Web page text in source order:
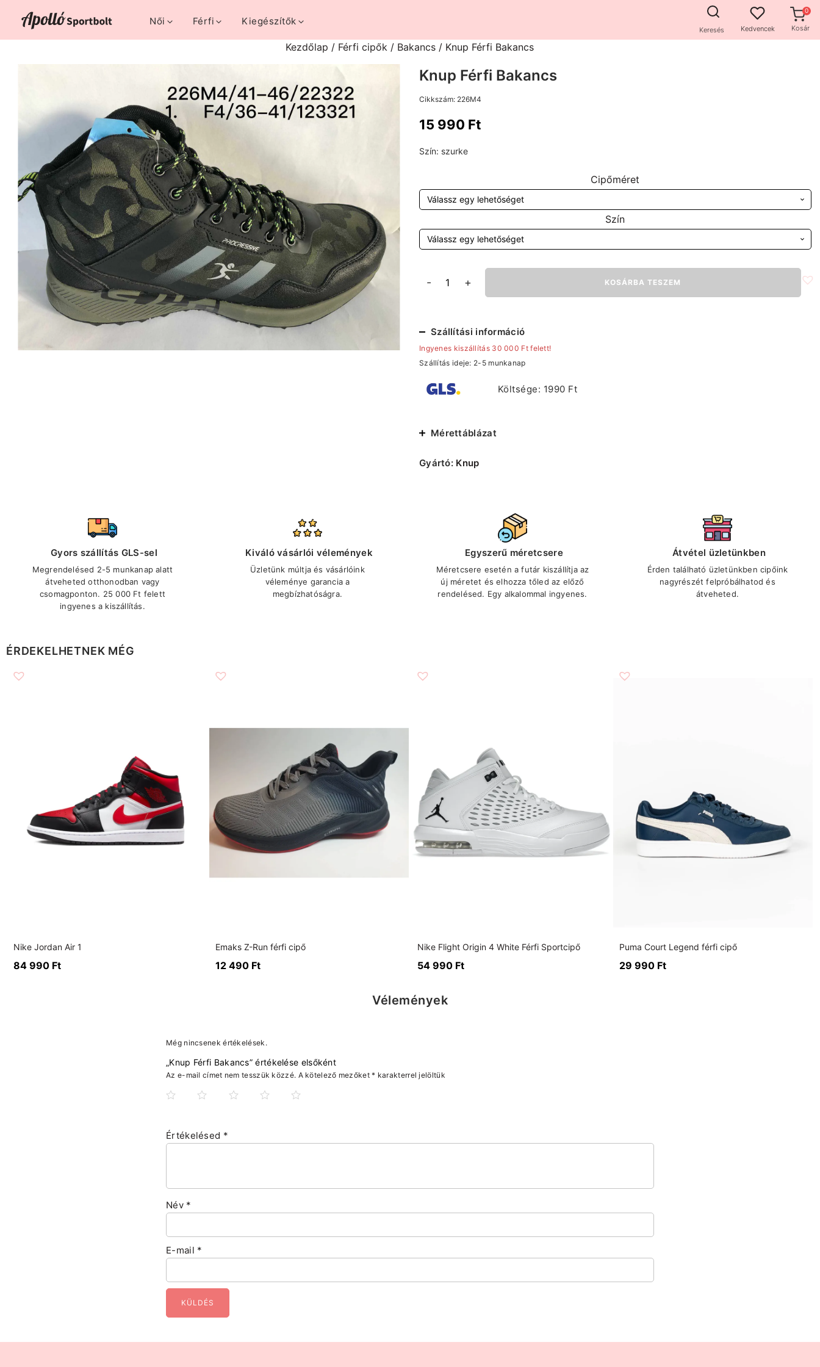
Női Férfi Kiegészítők
Keresés Kedvencek Kosár
Kezdőlap / Férfi cipők / Bakancs / Knup Férfi Bakancs
Knup Férfi Bakancs
Cikkszám: 226M4
15 990 Ft
Szín: szurke
Cipőméret
Szín
-
Férfi
+ KOSÁRBA TESZEM
Szállítási információ
Ingyenes kiszállítás 30 000 Ft felett!
Szállítás ideje: 2-5 munkanap
Költsége: 1990 Ft
Mérettáblázat
Gyártó: Knup
Gyors szállítás GLS-sel
Megrendelésed 2-5 munkanap alatt
átveheted otthonodban vagy
csomagponton. 25 000 Ft felett
ingyenes a kiszállítás.
Kiváló vásárlói vélemények
Üzletünk múltja és vásárlóink
véleménye garancia a
megbízhatóságra.
Egyszerű méretcsere
Méretcsere esetén a futár kiszállítja az
új méretet és elhozza tőled az előző
rendelésed. Egy alkalommal ingyenes.
Átvétel üzletünkben
Érden található üzletünkben cipőink
nagyrészét felpróbálhatod és
átveheted.
ÉRDEKELHETNEK MÉG
Nike Jordan Air 1
84 990 Ft
Emaks Z-Run férfi cipő
12 490 Ft
Nike Flight Origin 4 White Férfi Sportcipő
54 990 Ft
Puma Court Legend férfi cipő
29 990 Ft
Vélemények
Még nincsenek értékelések.
„Knup Férfi Bakancs” értékelése elsőként
Az e-mail címet nem tesszük közzé. A kötelező mezőket* karakterrel jelöltük
Értékelésed *
Név *
E-mail *